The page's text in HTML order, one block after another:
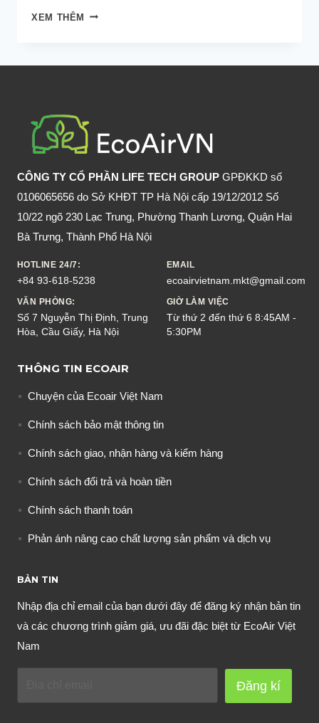
XEM THÊM CÁCH
HÔI
LẠNH
CẤP
TỐC
CÔNG TY CỔ PHẦN LIFE TECH GROUP GPĐKKD số
0106065656 do Sở KHĐT TP Hà Nội cấp 19/12/2012 Số
10/22 ngõ 230 Lạc Trung, Phường Thanh Lương, Quận Hai
Bà Trưng, Thành Phố Hà Nội
HOTLINE 24/7:
+84 93-618-5238
EMAIL
ecoairvietnam.mkt@gmail.com
VĂN PHÒNG:
Số 7 Nguyễn Thị Định, Trung
Hòa, Cầu Giấy, Hà Nội
GIỜ LÀM VIỆC
Từ thứ 2 đến thứ 6 8:45AM -
5:30PM
THÔNG TIN ECOAIR
Chuyện của Ecoair Việt Nam
Chính sách bảo mật thông tin
Chính sách giao, nhận hàng và kiểm hàng
Chính sách đổi trả và hoàn tiền
Chính sách thanh toán
Phản ánh nâng cao chất lượng sản phẩm và dịch vụ
BẢN TIN
Nhập địa chỉ email của bạn dưới đây để đăng ký nhận bản tin
và các chương trình giảm giá, ưu đãi đặc biệt từ EcoAir Việt
Nam
Đăng kí